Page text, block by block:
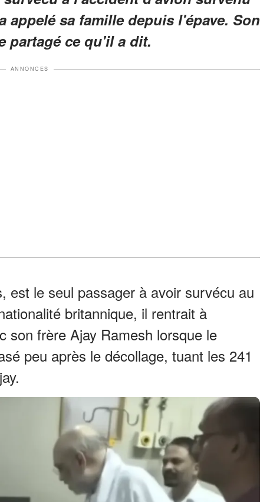
appelé sa famille depuis l'épave. Son
partagé ce qu'il a dit.
ANNONCES
est le seul passager à avoir survécu au
britannique, il rentrait à
son frère Ajay Ramesh lorsque le
peu après le décollage, tuant les 241